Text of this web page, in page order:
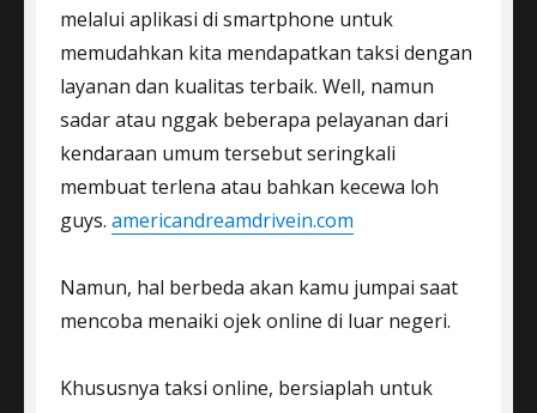
melalui aplikasi di smartphone untuk
memudahkan kita mendapatkan taksi dengan
layanan dan kualitas terbaik. Well, namun
sadar atau nggak beberapa pelayanan dari
kendaraan umum tersebut seringkali
membuat terlena atau bahkan kecewa loh
guys. americandreamdrivein.com
Namun, hal berbeda akan kamu jumpai saat
mencoba menaiki ojek online di luar negeri.
Khususnya taksi online, bersiaplah untuk